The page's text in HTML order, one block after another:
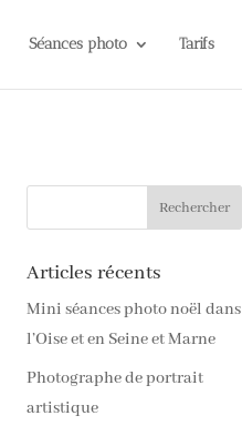
Séances photo Tarifs
Articles récents
Mini séances photo noël dans
l’Oise et en Seine et Marne
Photographe de portrait
artistique